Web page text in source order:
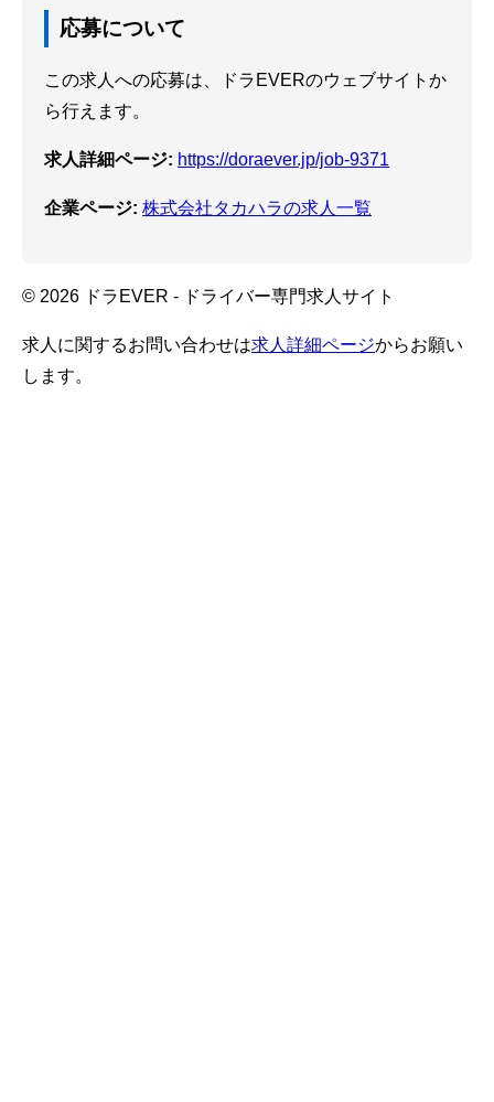
応募について
この求人への応募は、ドラEVERのウェブサイトか
ら行えます。
求人詳細ページ: https://doraever.jp/job-9371
企業ページ: 株式会社タカハラの求人一覧
© 2026 ドラEVER - ドライバー専門求人サイト
求人に関するお問い合わせは求人詳細ページからお願い
します。